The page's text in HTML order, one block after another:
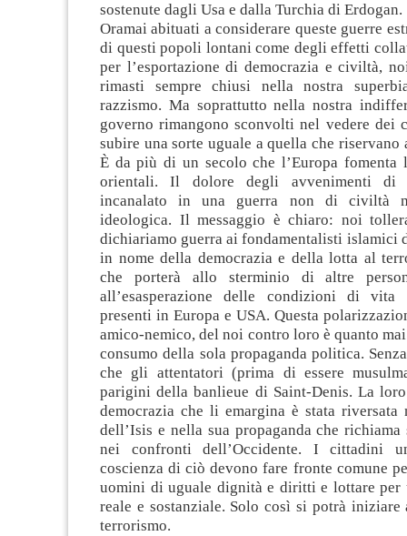
sostenute dagli Usa e dalla Turchia di Erdogan.
Oramai abituati a considerare queste guerre
di questi popoli lontani come degli effetti
per l’esportazione di democrazia e civiltà,
rimasti sempre chiusi nella nostra
razzismo. Ma soprattutto nella nostra
governo rimangono sconvolti nel vedere dei
subire una sorte uguale a quella che
È da più di un secolo che l’Europa fomenta
orientali. Il dolore degli avvenimenti di
incanalato in una guerra non di civiltà
ideologica. Il messaggio è chiaro: noi
dichiariamo guerra ai fondamentalisti islamici
in nome della democrazia e della lotta al
che porterà allo sterminio di altre
all’esasperazione delle condizioni di vita
presenti in Europa e USA. Questa
amico-nemico, del noi contro loro è quanto
consumo della sola propaganda politica.
che gli attentatori (prima di essere
parigini della banlieue di Saint-Denis. La
democrazia che li emargina è stata
dell’Isis e nella sua propaganda che
nei confronti dell’Occidente. I cittadini
coscienza di ciò devono fare fronte comune
uomini di uguale dignità e diritti e lottare per
reale e sostanziale. Solo così si potrà
terrorismo.